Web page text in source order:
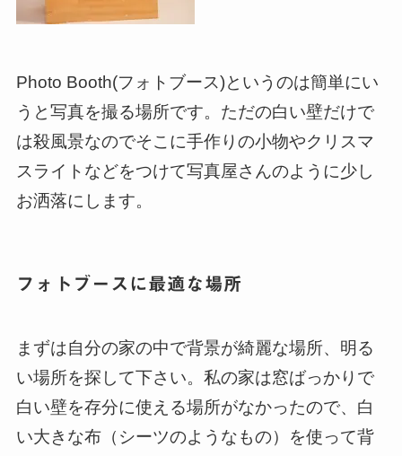
Photo Booth(フォトブース)というのは簡単にい
うと写真を撮る場所です。ただの白い壁だけで
は殺風景なのでそこに手作りの小物やクリスマ
スライトなどをつけて写真屋さんのように少し
お洒落にします。
フォトブースに最適な場所
まずは自分の家の中で背景が綺麗な場所、明る
い場所を探して下さい。私の家は窓ばっかりで
白い壁を存分に使える場所がなかったので、白
い大きな布（シーツのようなもの）を使って背